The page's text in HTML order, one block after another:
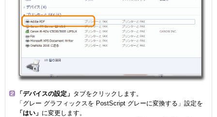
「デバイスの設定」 タブをクリックします。
「グレー グラフィックスを PostScript グレーに変換する」設定を
「はい」 に変更します。